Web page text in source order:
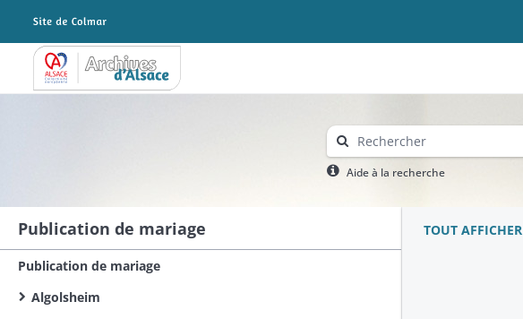
Archives Alsace - Colmar
Aide à la recherche
Publication de mariage
Publication de mariage
Algolsheim
TOUT AFFICHER